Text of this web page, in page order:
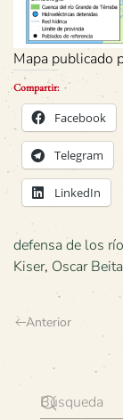
Mapa publicado
Compartir:
Facebook
Telegram
LinkedIn
defensa de los
Kiser, Oscar Beita
Anterior